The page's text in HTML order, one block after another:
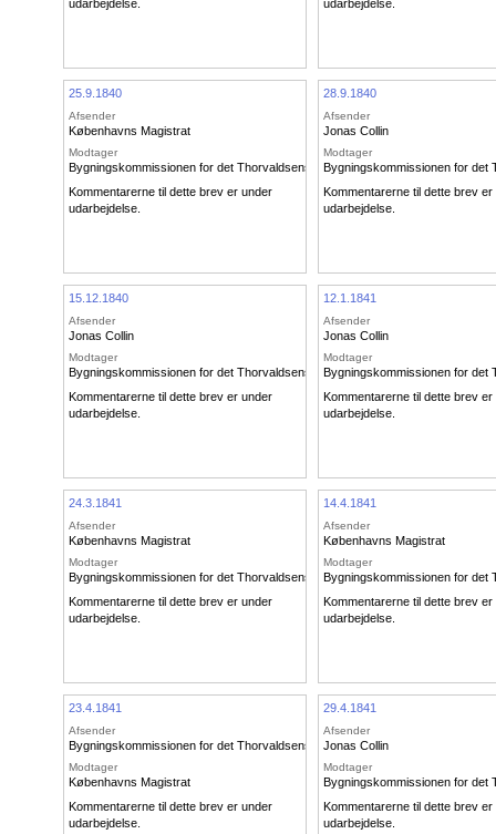
udarbejdelse.
udarbejdelse.
25.9.1840
Afsender
Københavns Magistrat
Modtager
Bygningskommissionen for det Thorvaldsenske Museum
Kommentarerne til dette brev er under
udarbejdelse.
28.9.1840
Afsender
Jonas Collin
Modtager
Bygningskommissionen for det
Kommentarerne til dette brev er
udarbejdelse.
15.12.1840
Afsender
Jonas Collin
Modtager
Bygningskommissionen for det Thorvaldsenske Museum
Kommentarerne til dette brev er under
udarbejdelse.
12.1.1841
Afsender
Jonas Collin
Modtager
Bygningskommissionen for det
Kommentarerne til dette brev er
udarbejdelse.
24.3.1841
Afsender
Københavns Magistrat
Modtager
Bygningskommissionen for det Thorvaldsenske Museum
Kommentarerne til dette brev er under
udarbejdelse.
14.4.1841
Afsender
Københavns Magistrat
Modtager
Bygningskommissionen for det
Kommentarerne til dette brev er
udarbejdelse.
23.4.1841
Afsender
Bygningskommissionen for det Thorvaldsenske Museum
Modtager
Københavns Magistrat
Kommentarerne til dette brev er under
udarbejdelse.
29.4.1841
Afsender
Jonas Collin
Modtager
Bygningskommissionen for det
Kommentarerne til dette brev er
udarbejdelse.